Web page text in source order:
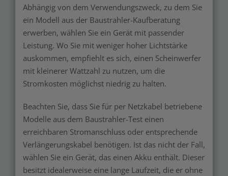
Abhängig von dem Verwendungszweck, zu dem Sie
ein Modell aus der Baustrahler-Kaufberatung
erwerben, wählen Sie ein Gerät mit passender
Leistung. Wo Sie mit weniger hoher Lichtstärke
auskommen, empfiehlt es sich, einen Scheinwerfer
mit kleinerer Wattzahl zu nutzen, um die
Stromkosten möglichst niedrig zu halten.
Beachten Sie, dass Sie für per Netzkabel betriebene
Modelle aus dem Baustrahler-Test einen
erreichbaren Stromanschluss oder entsprechende
Verlängerungskabel benötigen. Ist das nicht der Fall,
wählen Sie ein Gerät, das einen Akku enthält. Dieser
besitzt idealerweise eine lange Laufzeit, die er ohne